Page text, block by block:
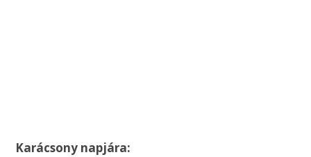
Karácsony napjára: